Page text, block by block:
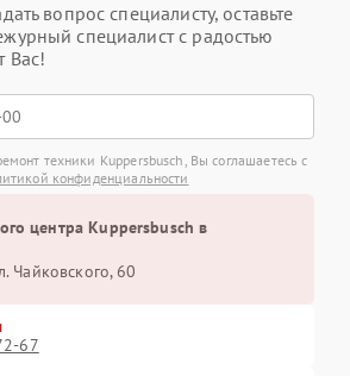
вопрос специалисту, оставьте
специалист с радостью
Вас!
техники Kuppersbusch, Вы соглашаетесь с
конфиденциальности
центра Kuppersbusch в
Чайковского, 60
67